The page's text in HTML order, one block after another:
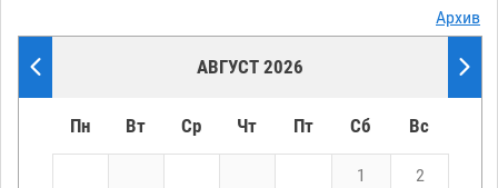
Архив
АВГУСТ 2026
Пн Вт Ср Чт Пт Сб Вс
1 2